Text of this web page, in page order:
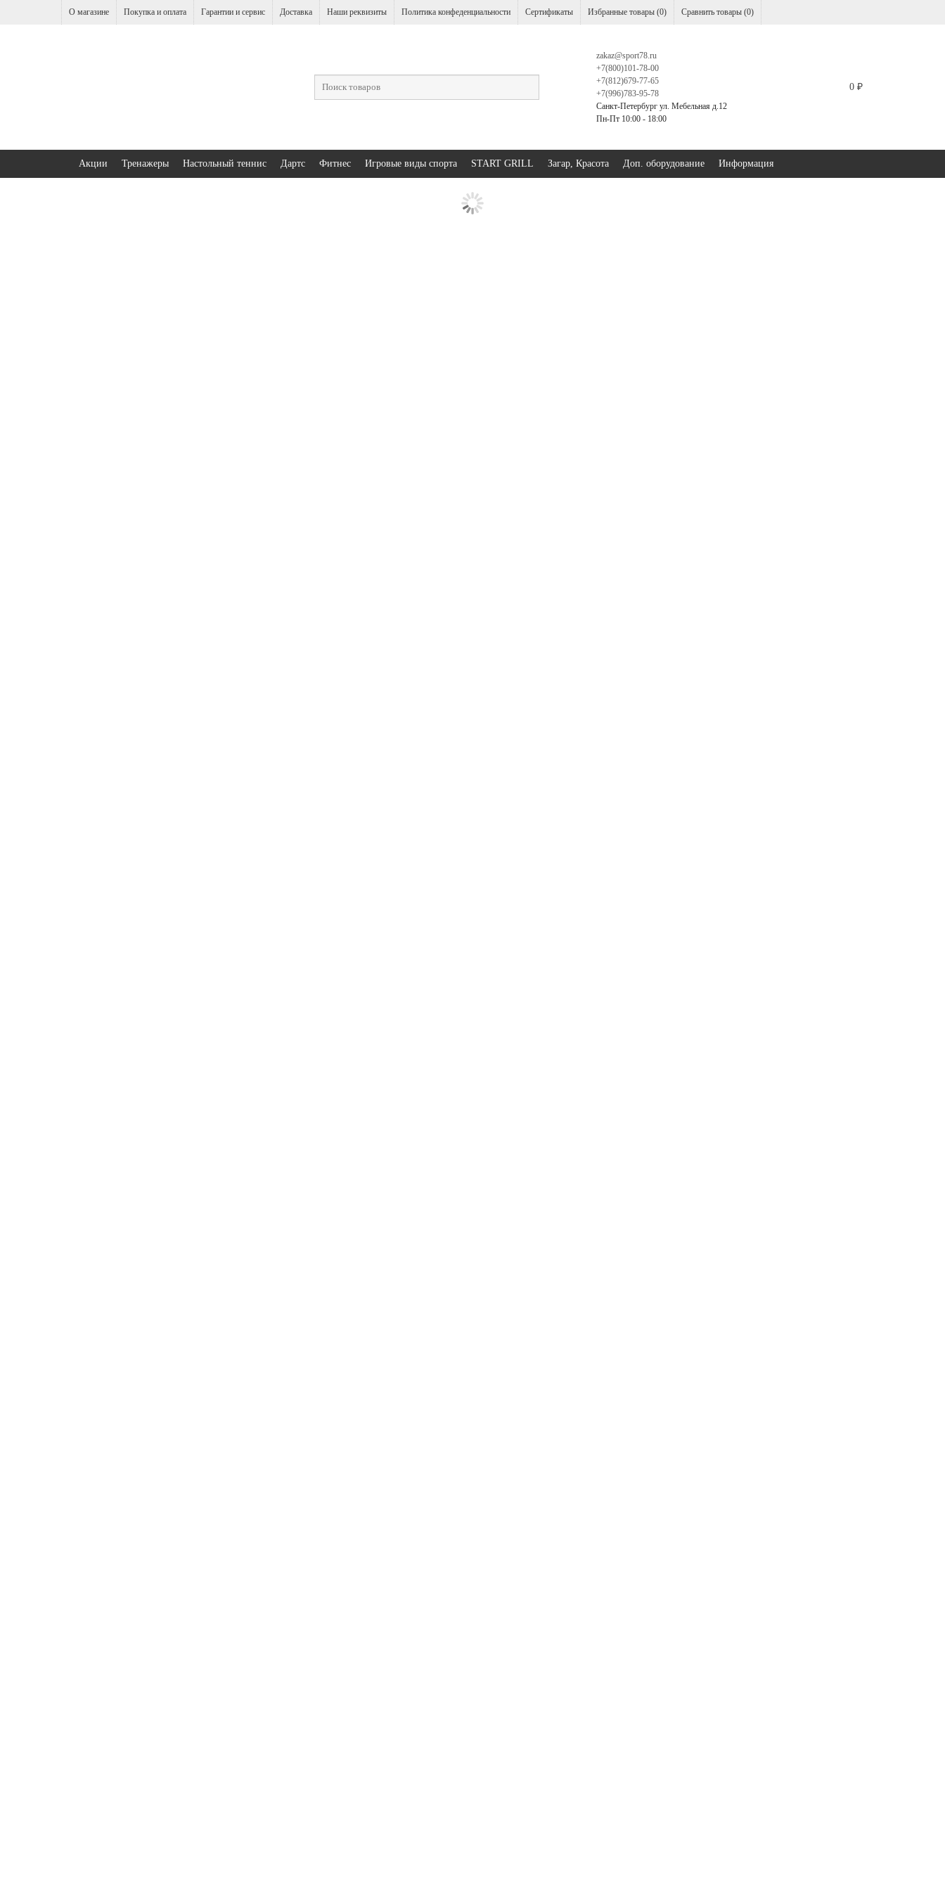
О магазине Покупка и оплата Гарантии и сервис Доставка Наши реквизиты Политика конфеденциальности Сертификаты Избранные товары (0) Сравнить товары (0)
zakaz@sport78.ru
+7(800)101-78-00
+7(812)679-77-65
+7(996)783-95-78
Санкт-Петербург ул. Мебельная д.12
Пн-Пт 10:00 - 18:00
0 ₽
Акции Тренажеры Настольный теннис Дартс Фитнес Игровые виды спорта START GRILL Загар, Красота Доп. оборудование Информация